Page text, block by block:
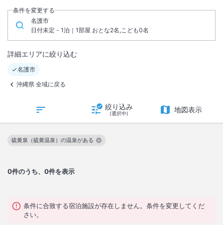
条件を変更する
名護市
日付未定 - 1泊｜1部屋 おとな2名,こども0名
詳細エリアに絞り込む
名護市
沖縄県 全域に戻る
絞り込み
(選択中) 地図表示
0件のうち、0件を表示
硫黄泉（硫黄温泉）の温泉がある
この絞り込み条件を解除
条件に合致する宿泊施設が存在しません。条件を変更してくだ
さい。